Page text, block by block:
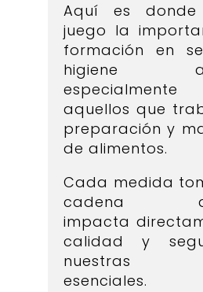
Aquí es
juego la
formación en
higiene
aquellos que
preparación y
de alimentos.
Cada medida
cadena
impacta
calidad y
nuestras
esenciales.